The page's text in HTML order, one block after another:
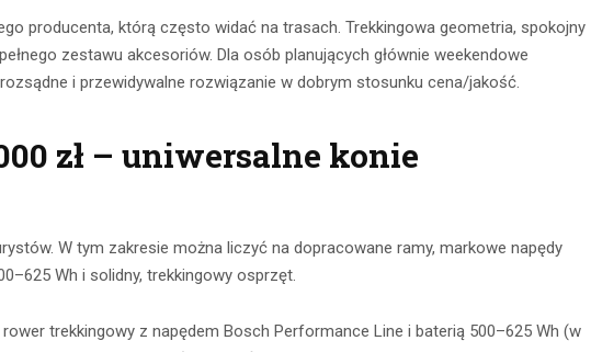
producenta, którą często widać na trasach. Trekkingowa geometria, spokojny
zestawu akcesoriów. Dla osób planujących głównie weekendowe
i przewidywalne rozwiązanie w dobrym stosunku cena/jakość.
zł – uniwersalne konie
W tym zakresie można liczyć na dopracowane ramy, markowe napędy
Wh i solidny, trekkingowy osprzęt.
trekkingowy z napędem Bosch Performance Line i baterią 500–625 Wh (w